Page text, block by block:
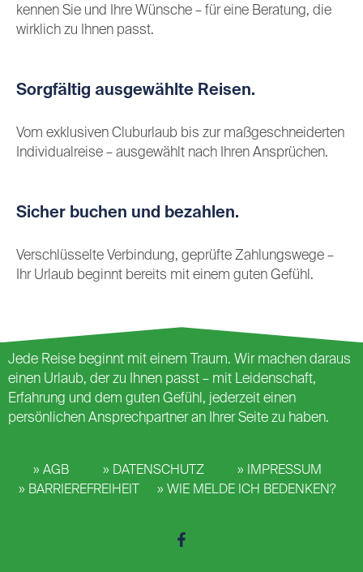
kennen Sie und Ihre Wünsche – für eine Beratung, die
wirklich zu Ihnen passt.
Sorgfältig ausgewählte Reisen.
Vom exklusiven Cluburlaub bis zur maßgeschneiderten
Individualreise – ausgewählt nach Ihren Ansprüchen.
Sicher buchen und bezahlen.
Verschlüsselte Verbindung, geprüfte Zahlungswege –
Ihr Urlaub beginnt bereits mit einem guten Gefühl.
Jede Reise beginnt mit einem Traum. Wir machen daraus
einen Urlaub, der zu Ihnen passt – mit Leidenschaft,
Erfahrung und dem guten Gefühl, jederzeit einen
persönlichen Ansprechpartner an Ihrer Seite zu haben.
AGB DATENSCHUTZ
IMPRESSUM
BARRIEREFREIHEIT
WIE MELDE ICH BEDENKEN?